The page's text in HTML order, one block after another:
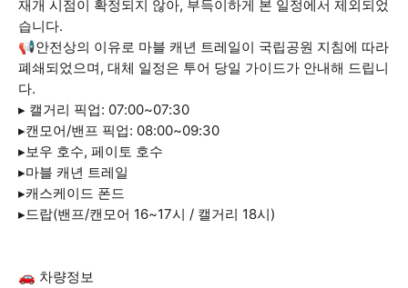
재개 시점이 확정되지 않아, 부득이하게 본 일정에서 제외되었
습니다.
📢안전상의 이유로 마블 캐년 트레일이 국립공원 지침에 따라
폐쇄되었으며, 대체 일정은 투어 당일 가이드가 안내해 드립니
다.
▸ 캘거리 픽업: 07:00~07:30
▸캔모어/밴프 픽업: 08:00~09:30
▸보우 호수, 페이토 호수
▸마블 캐년 트레일
▸캐스케이드 폰드
▸드랍(밴프/캔모어 16~17시 / 캘거리 18시)
🚗 차량정보